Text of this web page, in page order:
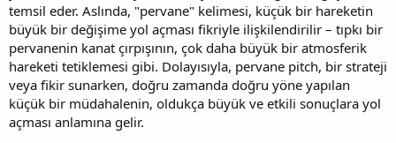
temsil eder. Aslında, "pervane" kelimesi, küçük bir hareketin
büyük bir değişime yol açması fikriyle ilişkilendirilir – tıpkı bir
pervanenin kanat çırpışının, çok daha büyük bir atmosferik
hareketi tetiklemesi gibi. Dolayısıyla, pervane pitch, bir strateji
veya fikir sunarken, doğru zamanda doğru yöne yapılan
küçük bir müdahalenin, oldukça büyük ve etkili sonuçlara yol
açması anlamına gelir.